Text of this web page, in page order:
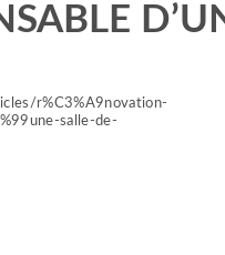
r%C3%A9novation-
salle-de-